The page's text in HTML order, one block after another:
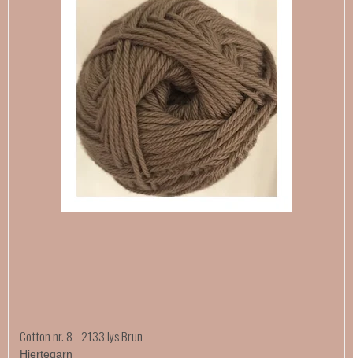
Cotton nr. 8 - 2133 lys Brun
Hjertegarn